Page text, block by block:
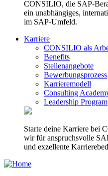
CONSILIO, die SAP-
ein unabhängiges,
im SAP-Umfeld.
Karriere
CONSILIO als
Benefits
Stellenangebote
Bewerbungsprozess
Karrieremodell
Consulting
Leadership Program
Starte deine Karriere bei
wir für anspruchsvolle
und exzellente